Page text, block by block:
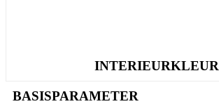
INTERIEURKLEUR
BASISPARAMETER